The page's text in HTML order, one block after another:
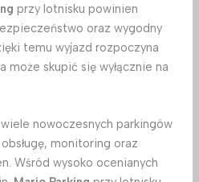
przy lotnisku powinien
oraz wygodny
temu wyjazd rozpoczyna
może skupić się wyłącznie na
nowoczesnych parkingów
monitoring oraz
Wśród wysoko ocenianych